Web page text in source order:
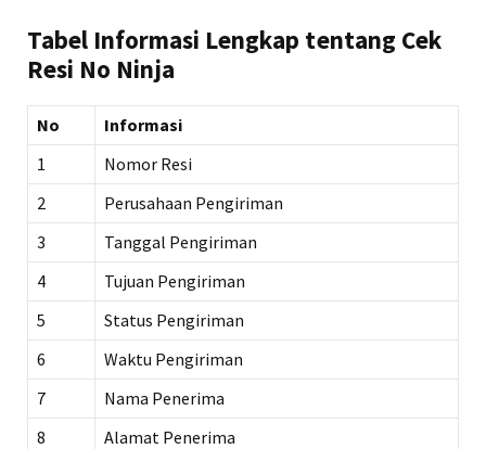
Tabel Informasi Lengkap tentang Cek
Resi No Ninja
No
Informasi
1
Nomor Resi
2
Perusahaan Pengiriman
3
Tanggal Pengiriman
4
Tujuan Pengiriman
5
Status Pengiriman
6
Waktu Pengiriman
7
Nama Penerima
8
Alamat Penerima